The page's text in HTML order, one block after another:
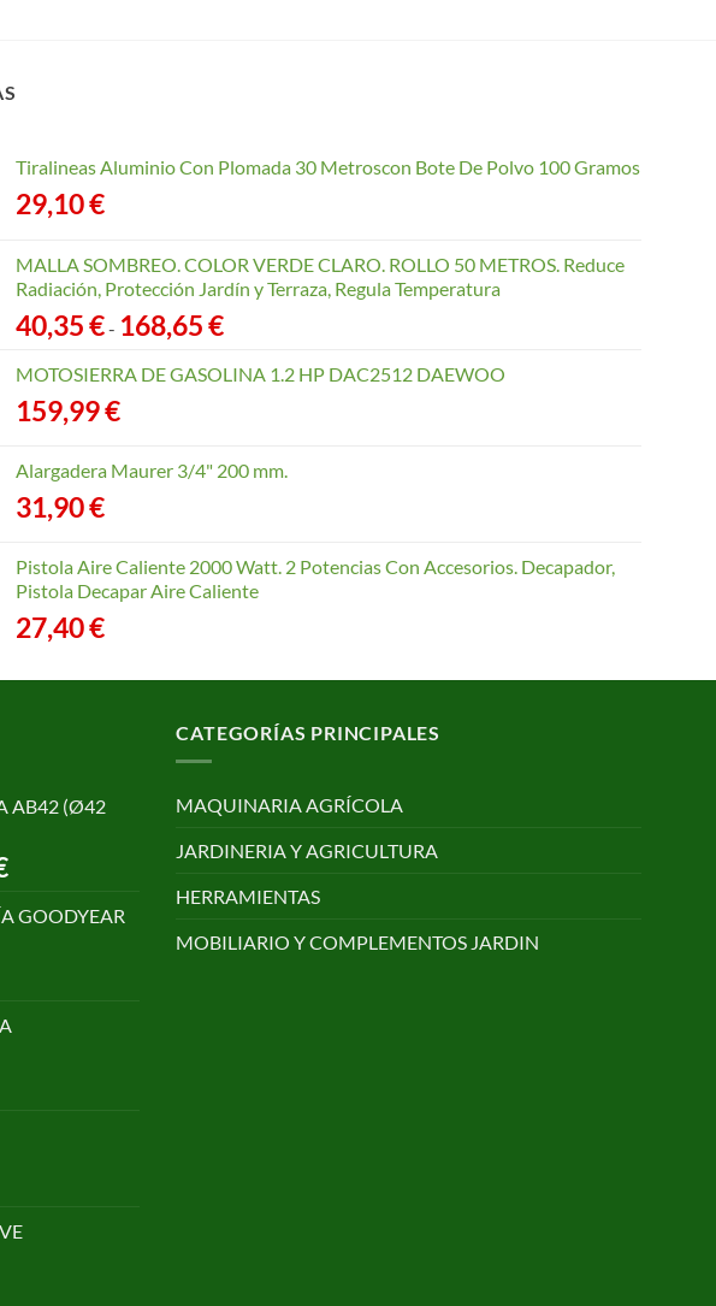
Tiralineas Aluminio Con Plomada 30 Metroscon Bote De Polvo 100 Gramos
29,10€
MALLA SOMBREO. COLOR VERDE CLARO. ROLLO 50 METROS. Reduce
Radiación, Protección Jardín y Terraza, Regula Temperatura
40,35€- 168,65€Rango
precios:
168,65 €
MOTOSIERRA DE GASOLINA 1.2 HP DAC2512 DAEWOO
159,99€
Alargadera Maurer 3/4" 200 mm.
31,90€
Pistola Aire Caliente 2000 Watt. 2 Potencias Con Accesorios. Decapador,
Pistola Decapar Aire Caliente
27,40€
AB42 (Ø42
El
actual
GOODYEAR
€.
€.
€.
CATEGORÍAS PRINCIPALES
MAQUINARIA AGRÍCOLA
JARDINERIA Y AGRICULTURA
HERRAMIENTAS
MOBILIARIO Y COMPLEMENTOS JARDIN